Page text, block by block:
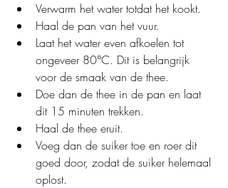
Verwarm het water totdat het kookt.
Haal de pan van het vuur.
Laat het water even afkoelen tot
ongeveer 80°C. Dit is belangrijk
voor de smaak van de thee.
Doe dan de thee in de pan en laat
dit 15 minuten trekken.
Haal de thee eruit.
Voeg dan de suiker toe en roer dit
goed door, zodat de suiker helemaal
oplost.